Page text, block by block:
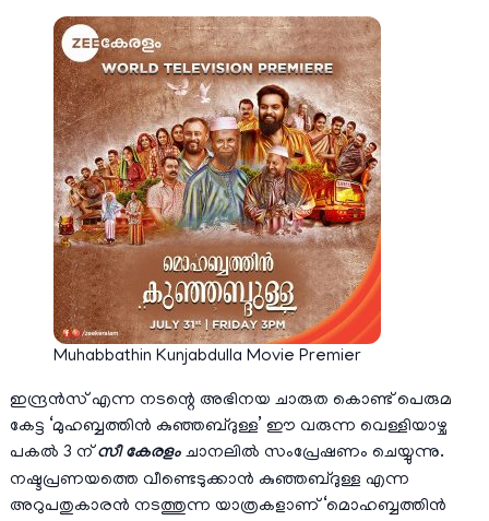
Muhabbathin Kunjabdulla Movie Premier
ഇന്ദ്രൻസ് എന്ന നടന്റെ അഭിനയ ചാരുത കൊണ്ട് പെരുമ
കേട്ട ‘മുഹബ്ബത്തിൻ കുഞ്ഞബ്ദുള്ള’ ഈ വരുന്ന വെള്ളിയാഴ്ച
പകൽ 3 ന്സീ കേരളം ചാനലിൽ സംപ്രേഷണം ചെയ്യുന്നു.
നഷ്ടപ്രണയത്തെ വീണ്ടെടുക്കാൻ കുഞ്ഞബ്ദുള്ള എന്ന
അറുപതുകാരൻ നടത്തുന്ന യാത്രകളാണ് ‘മൊഹബ്ബത്തിൻ